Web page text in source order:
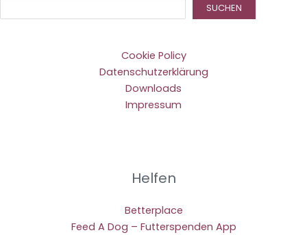
SUCHEN
Cookie Policy
Datenschutzerklärung
Downloads
Impressum
Helfen
Betterplace
Feed A Dog – Futterspenden App